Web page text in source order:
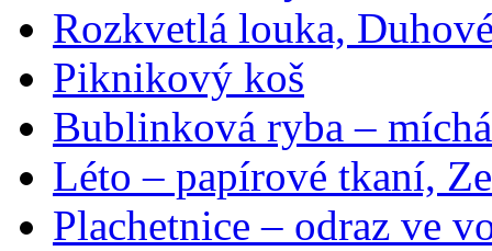
Rozkvetlá louka,
Piknikový koš
Bublinková ryba –
Léto – papírové tkaní,
Plachetnice – odraz ve